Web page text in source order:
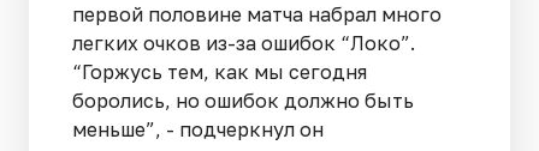
первой половине матча набрал много
легких очков из-за ошибок “Локо”.
“Горжусь тем, как мы сегодня
боролись, но ошибок должно быть
меньше”, - подчеркнул он